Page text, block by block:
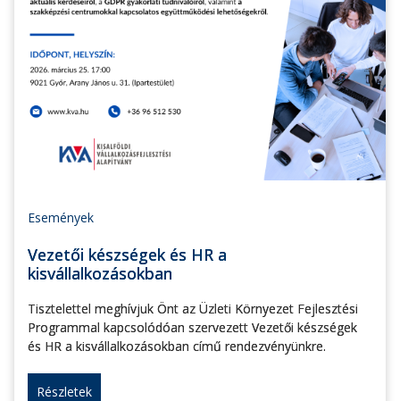
Események
Vezetői készségek és HR a
kisvállalkozásokban
Tisztelettel meghívjuk Önt az Üzleti Környezet Fejlesztési
Programmal kapcsolódóan szervezett Vezetői készségek
és HR a kisvállalkozásokban című rendezvényünkre.
Részletek